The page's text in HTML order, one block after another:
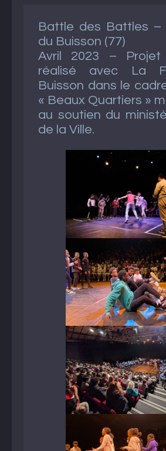
Battle des Battles –
du Buisson (77)
Avril 2023 – Projet
réalisé avec La
Buisson dans le
« Beaux Quartiers »
au soutien du
de la Ville.